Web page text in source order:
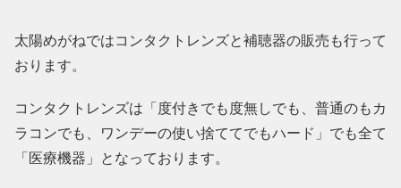
太陽めがねではコンタクトレンズと補聴器の販売も行って
おります。
コンタクトレンズは「度付きでも度無しでも、普通のもカ
ラコンでも、ワンデーの使い捨ててでもハード」でも全て
「医療機器」となっております。